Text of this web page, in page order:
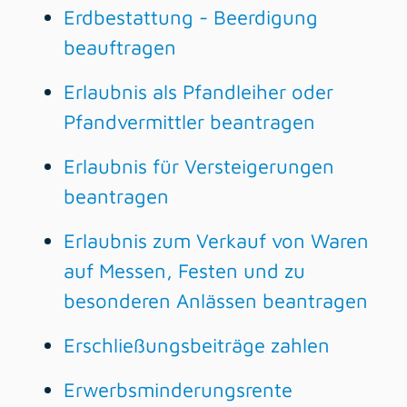
Erdbestattung - Beerdigung
beauftragen
Erlaubnis als Pfandleiher oder
Pfandvermittler beantragen
Erlaubnis für Versteigerungen
beantragen
Erlaubnis zum Verkauf von Waren
auf Messen, Festen und zu
besonderen Anlässen beantragen
Erschließungsbeiträge zahlen
Erwerbsminderungsrente